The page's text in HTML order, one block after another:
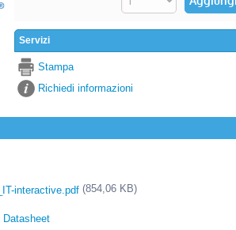
Servizi
Stampa
Richiedi informazioni
interactive.pdf (854,06 KB)